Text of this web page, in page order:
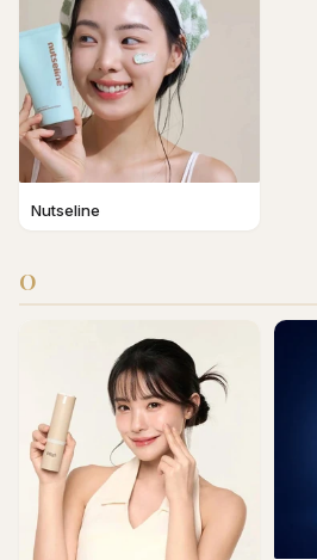
Nutseline
O